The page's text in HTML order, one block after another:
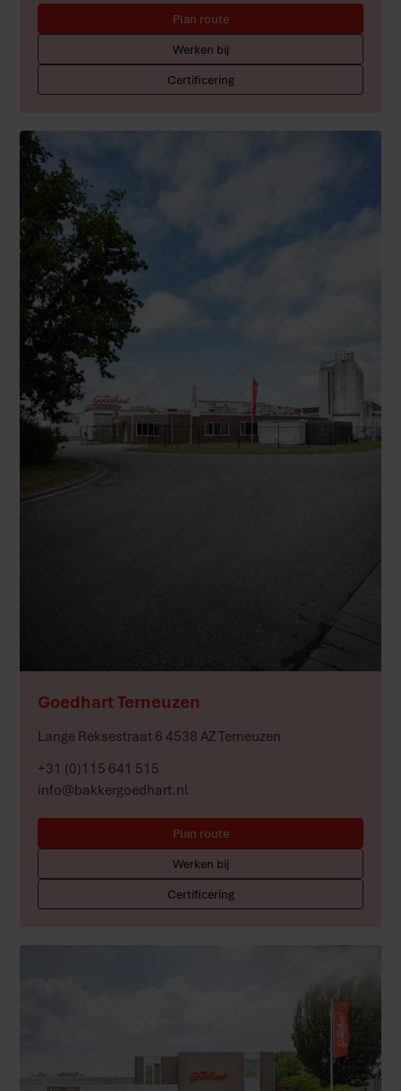
Plan route
Werken bij
Certificering
Goedhart Terneuzen
Lange Reksestraat 6 4538 AZ Terneuzen
+31 (0)115 641 515
info@bakkergoedhart.nl
Plan route
Werken bij
Certificering